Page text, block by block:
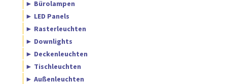
► Bürolampen
► LED Panels
► Rasterleuchten
► Downlights
► Deckenleuchten
► Tischleuchten
► Außenleuchten